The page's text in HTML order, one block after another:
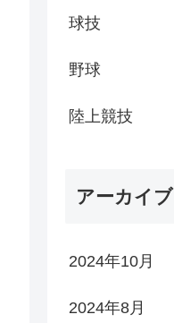
球技
野球
陸上競技
アーカイブ
2024年10月
2024年8月